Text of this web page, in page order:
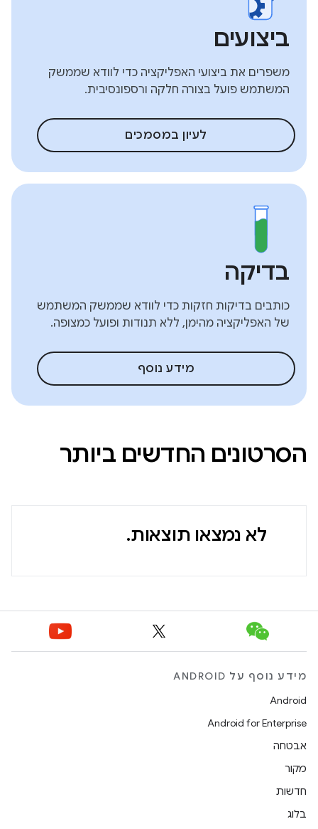
ביצועים
משפרים את ביצועי האפליקציה כדי לוודא שממשק
המשתמש פועל בצורה חלקה ורספונסיבית.
לעיון במסמכים
בדיקה
כותבים בדיקות חזקות כדי לוודא שממשק המשתמש
של האפליקציה מהימן, ללא תנודות ופועל כמצופה.
מידע נוסף
הסרטונים החדשים ביותר
לא נמצאו תוצאות.
מידע נוסף על ANDROID
Android
Android for Enterprise
אבטחה
מקור
חדשות
בלוג